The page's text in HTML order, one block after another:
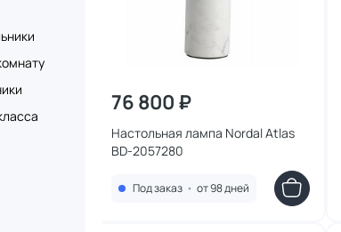
76 800 ₽
Настольная лампа Nordal Atlas
BD-2057280
Под заказ • от 98 дней